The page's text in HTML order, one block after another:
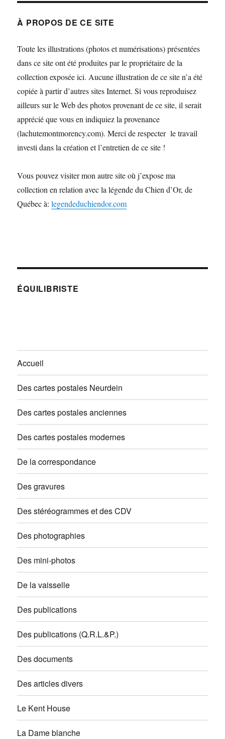
À PROPOS DE CE SITE
Toute les illustrations (photos et numérisations) présentées
dans ce site ont été produites par le propriétaire de la
collection exposée ici. Aucune illustration de ce site n’a été
copiée à partir d’autres sites Internet. Si vous reproduisez
ailleurs sur le Web des photos provenant de ce site, il serait
apprécié que vous en indiquiez la provenance
(lachutemontmorency.com). Merci de respecter le travail
investi dans la création et l’entretien de ce site !
Vous pouvez visiter mon autre site où j’expose ma
collection en relation avec la légende du Chien d’Or, de
Québec à:legendeduchiendor.com
ÉQUILIBRISTE
Accueil
Des cartes postales Neurdein
Des cartes postales anciennes
Des cartes postales modernes
De la correspondance
Des gravures
Des stéréogrammes et des CDV
Des photographies
Des mini-photos
De la vaisselle
Des publications
Des publications (Q.R.L.&P.)
Des documents
Des articles divers
Le Kent House
La Dame blanche